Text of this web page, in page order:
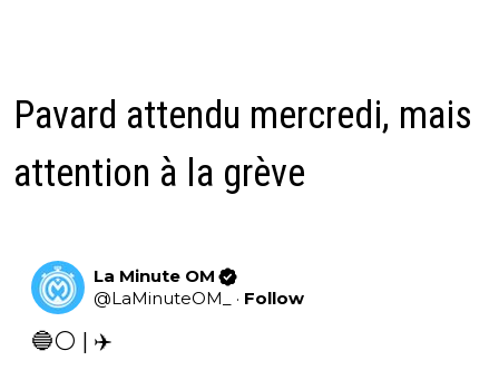
Pavard attendu mercredi, mais
attention à la grève
La Minute OM
@LaMinuteOM_ · Follow
🔵⚪️ | ✈️